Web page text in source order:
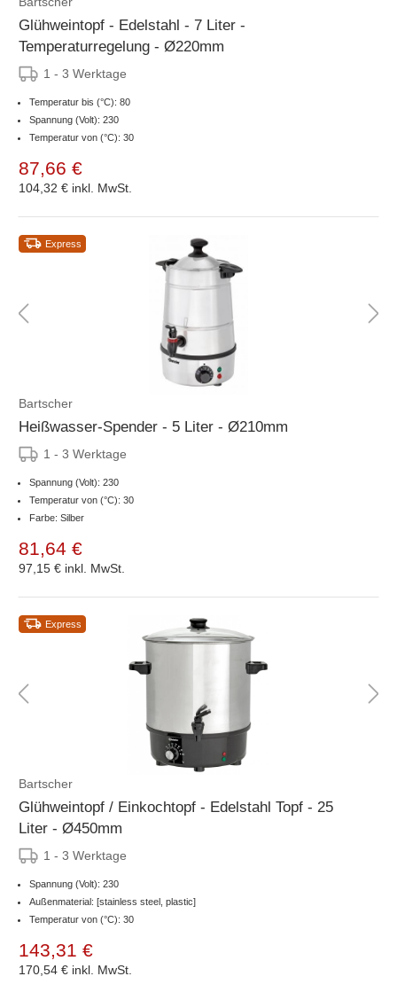
Glühweintopf - Edelstahl - 7 Liter -
Temperaturregelung - Ø220mm
1 - 3 Werktage
Temperatur bis (°C): 80
Spannung (Volt): 230
Temperatur von (°C): 30
87,66 €
104,32 € inkl. MwSt.
Express
Bartscher
Heißwasser-Spender - 5 Liter - Ø210mm
1 - 3 Werktage
Spannung (Volt): 230
Temperatur von (°C): 30
Farbe: Silber
81,64 €
97,15 € inkl. MwSt.
Express
Bartscher
Glühweintopf / Einkochtopf - Edelstahl Topf - 25
Liter - Ø450mm
1 - 3 Werktage
Spannung (Volt): 230
Außenmaterial: [stainless steel, plastic]
Temperatur von (°C): 30
143,31 €
170,54 € inkl. MwSt.